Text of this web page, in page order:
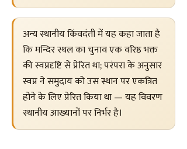
अन्य स्थानीय किंवदंती में यह कहा जाता है
कि मन्दिर स्थल का चुनाव एक वरिष्ठ भक्त
की स्वप्नदृष्टि से प्रेरित था; परंपरा के अनुसार
स्वप्न ने समुदाय को उस स्थान पर एकत्रित
होने के लिए प्रेरित किया था — यह विवरण
स्थानीय आख्यानों पर निर्भर है।